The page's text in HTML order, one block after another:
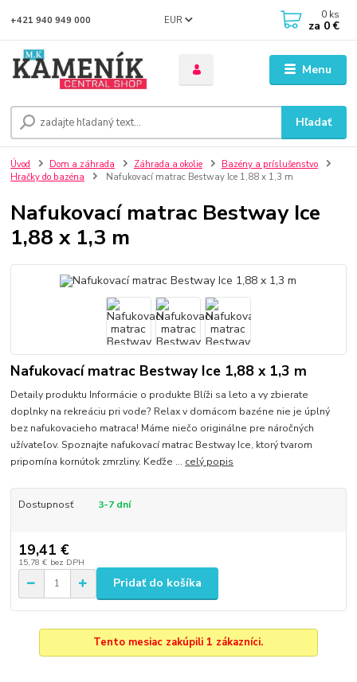
Menu
EUR
Hľadať
+421 940 949 000 0 ks
za 0 €
Úvod Dom a záhrada Záhrada a okolie
Bazény a príslušenstvo
Hračky do bazéna
Nafukovací matrac Bestway Ice 1,88 x 1,3 m
Nafukovací matrac Bestway Ice
1,88 x 1,3 m
Nafukovací matrac Bestway Ice 1,88 x 1,3 m
Detaily produktu Informácie o produkte Blíži sa leto a vy zbierate
doplnky na rekreáciu pri vode? Relax v domácom bazéne nie je úplný
bez nafukovacieho matraca! Máme niečo originálne pre náročných
užívateľov. Spoznajte nafukovací matrac Bestway Ice, ktorý tvarom
pripomína kornútok zmrzliny. Keďže ... celý popis
Dostupnosť 3-7 dní
19,41 €
15,78 € bez DPH
Pridať do košíka
Tento mesiac zakúpili 1 zákazníci.